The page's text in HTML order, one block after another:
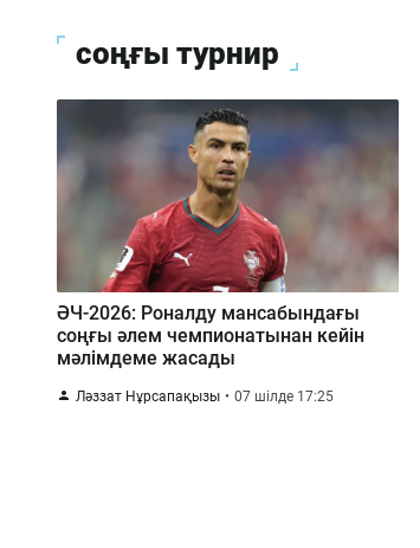
соңғы турнир
ӘЧ-2026: Роналду мансабындағы
соңғы әлем чемпионатынан кейін
мәлімдеме жасады
Ләззат Нұрсапақызы 07 шілде 17:25